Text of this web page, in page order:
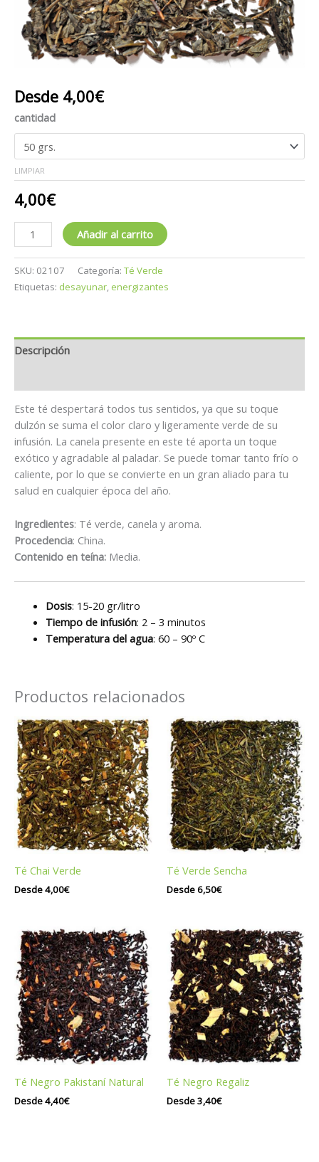
Desde 4,00€
cantidad
LIMPIAR
4,00€
Añadir al carrito
SKU: 02107 Categoría: Té Verde
Etiquetas: desayunar, energizantes
Descripción
Este té despertará todos tus sentidos, ya que su toque
dulzón se suma el color claro y ligeramente verde de su
infusión. La canela presente en este té aporta un toque
exótico y agradable al paladar. Se puede tomar tanto frío o
caliente, por lo que se convierte en un gran aliado para tu
salud en cualquier época del año.
Ingredientes: Té verde, canela y aroma.
Procedencia: China.
Contenido en teína: Media.
Dosis: 15-20 gr/litro
Tiempo de infusión: 2 – 3 minutos
Temperatura del agua: 60 – 90º C
Productos relacionados
Té Chai Verde
Desde4,00€
Té Verde Sencha
Desde6,50€
Té Negro Pakistaní Natural
Desde4,40€
Té Negro Regaliz
Desde3,40€